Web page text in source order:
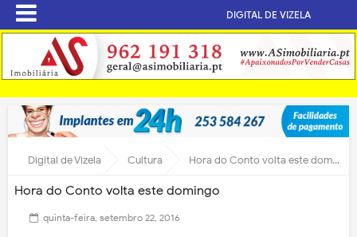
DIGITAL DE VIZELA
Digital de Vizela Cultura Hora do Conto volta este domingo
Hora do Conto volta este domingo
quinta-feira, setembro 22, 2016